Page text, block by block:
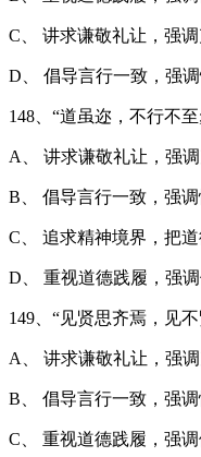
C、 讲求谦敬礼让，强
D、 倡导言行一致，强
148、“道虽迩，不行不
A、 讲求谦敬礼让，强
B、 倡导言行一致，强
C、 追求精神境界，把
D、 重视道德践履，强
149、“见贤思齐焉，见
A、 讲求谦敬礼让，强
B、 倡导言行一致，强
C、 重视道德践履，强